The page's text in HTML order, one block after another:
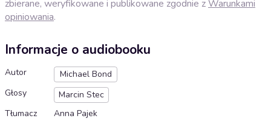
zbierane, weryfikowane i publikowane zgodnie zWarunkami
opiniowania.
Informacje o audiobooku
Autor
Michael Bond
Głosy
Marcin Stec
Tłumacz
Anna Pajek